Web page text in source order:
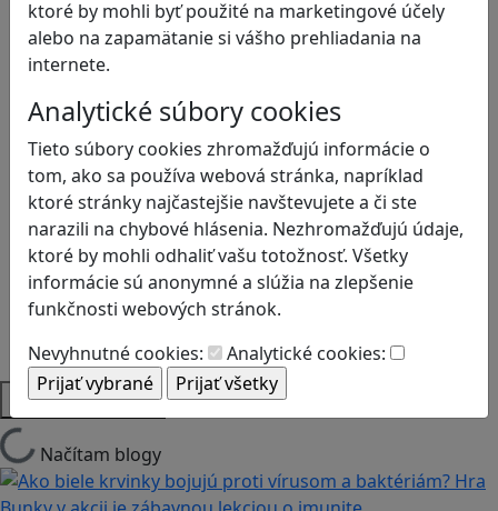
ktoré by mohli byť použité na marketingové účely
alebo na zapamätanie si vášho prehliadania na
internete.
Analytické súbory cookies
Tieto súbory cookies zhromažďujú informácie o
tom, ako sa používa webová stránka, napríklad
ktoré stránky najčastejšie navštevujete a či ste
narazili na chybové hlásenia. Nezhromažďujú údaje,
ktoré by mohli odhaliť vašu totožnosť. Všetky
informácie sú anonymné a slúžia na zlepšenie
funkčnosti webových stránok.
Nevyhnutné cookies:
Analytické cookies:
Digitálna rovnováha
Ekológia
Kreativita
Kritické myslenie
Kyberšikana
Logické myslenie
Ľudské práva a tolerancia
Motorika a koncentrácia
Programovanie/Technika
Sociálne zručnosti a kooperácia
Strategické myslenie
Zdravie a pohyb
Platformy
Načítam blogy